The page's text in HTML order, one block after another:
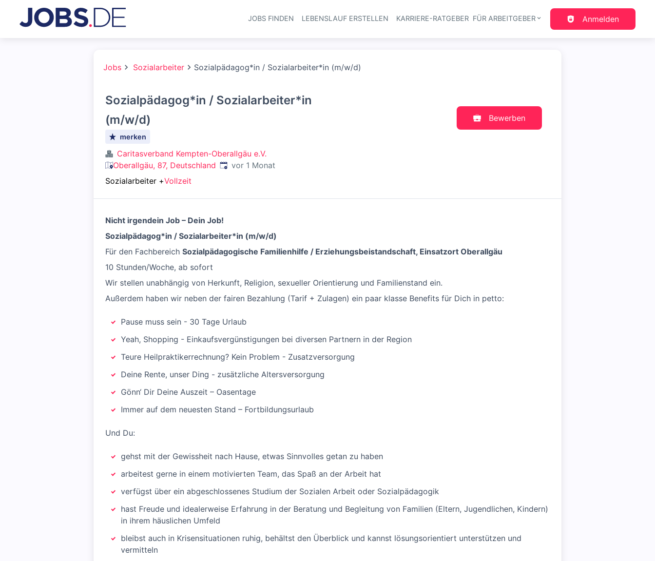
Haupt-Navigation
JOBS FINDEN LEBENSLAUF ERSTELLEN KARRIERE-RATGEBER FÜR ARBEITGEBER Anmelden
Jobs Sozialarbeiter Sozialpädagog*in / Sozialarbeiter*in (m/w/d)
Sozialpädagog*in / Sozialarbeiter*in
(m/w/d)
merken
Caritasverband Kempten-Oberallgäu e.V.
Oberallgäu, 87, Deutschland Veröffentlicht:
vor 1 Monat
Sozialarbeiter +Vollzeit
Bewerben
Nicht irgendein Job – Dein Job!
Sozialpädagog*in / Sozialarbeiter*in (m/w/d)
Für den Fachbereich Sozialpädagogische Familienhilfe / Erziehungsbeistandschaft, Einsatzort Oberallgäu
10 Stunden/Woche, ab sofort
Wir stellen unabhängig von Herkunft, Religion, sexueller Orientierung und Familienstand ein.
Außerdem haben wir neben der fairen Bezahlung (Tarif + Zulagen) ein paar klasse Benefits für Dich in petto:
Pause muss sein - 30 Tage Urlaub
Yeah, Shopping - Einkaufsvergünstigungen bei diversen Partnern in der Region
Teure Heilpraktikerrechnung? Kein Problem - Zusatzversorgung
Deine Rente, unser Ding - zusätzliche Altersversorgung
Gönn‘ Dir Deine Auszeit – Oasentage
Immer auf dem neuesten Stand – Fortbildungsurlaub
Und Du:
gehst mit der Gewissheit nach Hause, etwas Sinnvolles getan zu haben
arbeitest gerne in einem motivierten Team, das Spaß an der Arbeit hat
verfügst über ein abgeschlossenes Studium der Sozialen Arbeit oder Sozialpädagogik
hast Freude und idealerweise Erfahrung in der Beratung und Begleitung von Familien (Eltern, Jugendlichen, Kindern)
in ihrem häuslichen Umfeld
bleibst auch in Krisensituationen ruhig, behältst den Überblick und kannst lösungsorientiert unterstützen und
vermitteln